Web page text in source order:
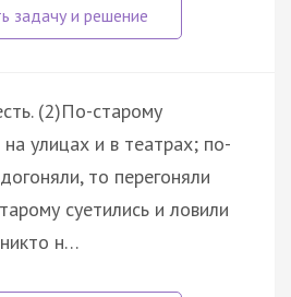
(2)По-старому
улицах и в театрах; по-
то перегоняли
суетились и ловили
н…